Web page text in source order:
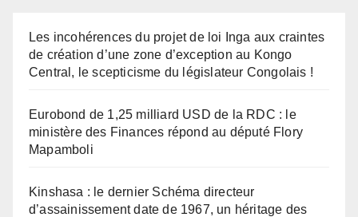
Les incohérences du projet de loi Inga aux craintes
de création d’une zone d’exception au Kongo
Central, le scepticisme du législateur Congolais !
Eurobond de 1,25 milliard USD de la RDC : le
ministère des Finances répond au député Flory
Mapamboli
Kinshasa : le dernier Schéma directeur
d’assainissement date de 1967, un héritage des